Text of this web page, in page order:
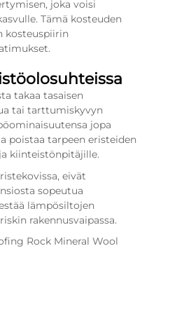
joka voisi
Tämä kosteuden
kosteuspiirin
takaa tasaisen
tai tarttumiskyvyn
jopa
poistaa tarpeen eristeiden
kiinteistönpitäjille.
eivät
sopeutua
lämpösiltojen
rakennusvaipassa.